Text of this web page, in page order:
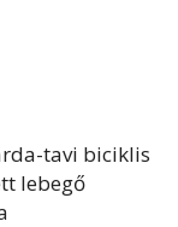
tavi biciklis
lebegő